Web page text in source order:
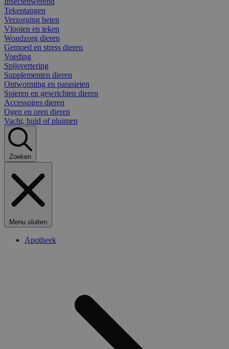
Tekentangen
Verzorging beten
Vlooien en teken
Wondzorg dieren
Gemoed en stress dieren
Voeding
Spijsvertering
Supplementen dieren
Ontworming en parasieten
Spieren en gewrichten dieren
Accessoires dieren
Ogen en oren dieren
Vacht, huid of pluimen
Zoeken
Menu sluiten
Apotheek